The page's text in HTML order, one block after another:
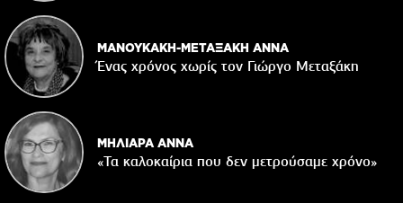
ΜΑΝΟΥΚΑΚΗ-ΜΕΤΑΞΑΚΗ ΑΝΝΑ
Ένας χρόνος χωρίς τον Γιώργο Μεταξάκη
ΜΗΛΙΑΡΑ ΑΝΝΑ
«Τα καλοκαίρια που δεν μετρούσαμε χρόνο»